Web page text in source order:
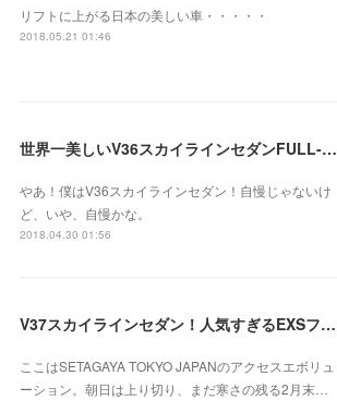
リフトに上がる日本の美しい車・・・・・
2018.05.21 01:46
世界一美しいV36スカイラインセダンFULL-EXS化＆レイヤードサウンドお取り付け！
やあ！僕はV36スカイラインセダン！自慢じゃないけ
ど、いや、自慢かな。
2018.04.30 01:56
V37スカイラインセダン！人気すぎるEXSフロントリップスポイラーお取り付け！
ここはSETAGAYA TOKYO JAPANのアクセスエボリュ
ーション。朝日は上り切り、まだ寒さの残る2月末…